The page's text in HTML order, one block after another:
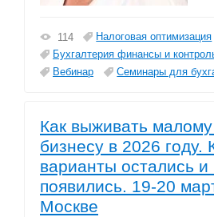
114 Налоговая оптимизация
Бухгалтерия финансы и
Вебинар
Семинары для
Как выживать
бизнесу в 2026 году.
варианты остались и
появились. 19-20
Москве